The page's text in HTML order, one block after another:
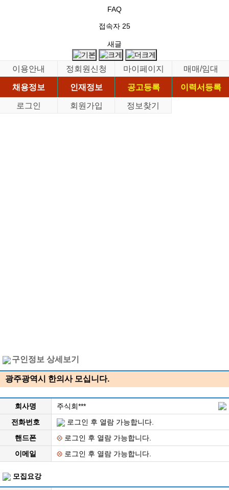
FAQ
접속자 25
새글
이용안내 정회원신청 마이페이지
매매/임대
채용정보
인재정보 공고등록
이력서등록
로그인
회원가입 정보찾기
구인정보 상세보기
광주광역시 한의사 모십니다.
회사명
주식회***
전화번호
로그인 후 열람 가능합니다.
핸드폰
로그인 후 열람 가능합니다.
이메일
로그인 후 열람 가능합니다.
모집요강